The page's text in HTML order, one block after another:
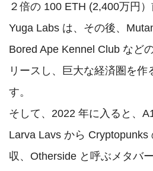
２倍の 100 ETH (2,400万円）
Yuga Labs は、その後、
Bored Ape Kennel Club など
リースし、巨大な経済圏を作
す。
そして、2022 年に入ると、
Larva Lavs から Cryptopunks
収、Otherside と呼ぶメタバ